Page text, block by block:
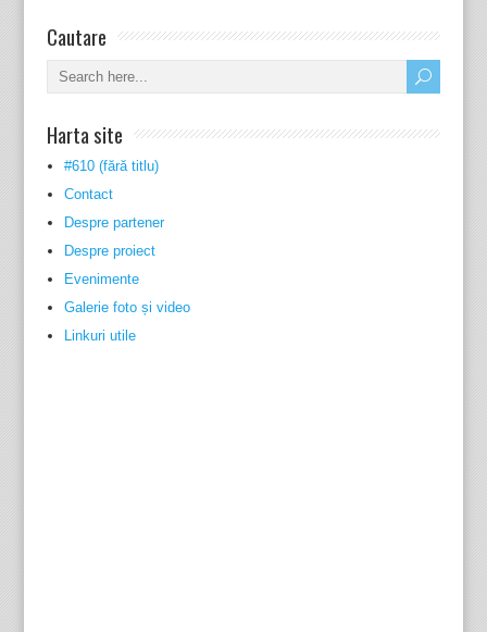
Cautare
Harta site
#610 (fără titlu)
Contact
Despre partener
Despre proiect
Evenimente
Galerie foto și video
Linkuri utile